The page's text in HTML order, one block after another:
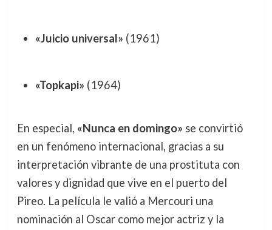
«Juicio universal» (1961)
«Topkapi» (1964)
En especial, «Nunca en domingo» se convirtió
en un fenómeno internacional, gracias a su
interpretación vibrante de una prostituta con
valores y dignidad que vive en el puerto del
Pireo. La película le valió a Mercouri una
nominación al Oscar como mejor actriz y la